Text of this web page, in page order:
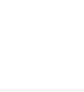
(es. contabilità, Fisco